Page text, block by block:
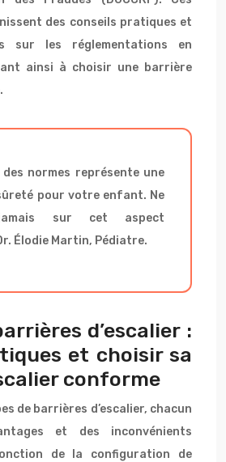
des conseils pratiques et
sur les réglementations en
ainsi à choisir une barrière
normes représente une
pour votre enfant. Ne
sur cet aspect
Élodie Martin, Pédiatre.
d’escalier :
et choisir sa
conforme
de barrières d’escalier, chacun
et des inconvénients
de la configuration de